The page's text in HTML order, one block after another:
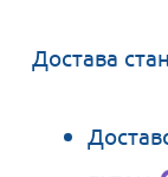
Достава